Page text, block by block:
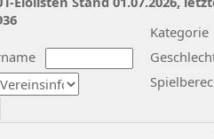
Kategorie